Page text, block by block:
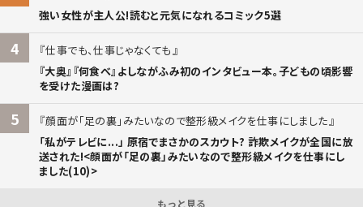
強い女性が主人公!読むと元気になれるコミック5選
4
仕事でも、仕事じゃなくても
『大奥』『何食べ』よしながふみ初のインタビュー本。子どもの頃影響
を受けた漫画は?
5
顔面が「足の裏」みたいなので整形級メイクを仕事にしました
「私がテレビに...」 原宿でまさかのスカウト? 詐欺メイクが全国に放
送された!<顔面が「足の裏」みたいなので整形級メイクを仕事にし
ました(10)>
もっと見る